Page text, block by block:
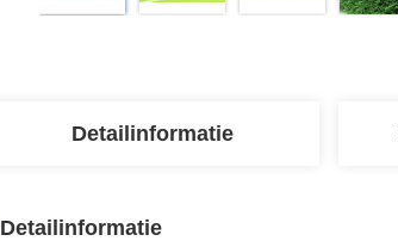
Detailinformatie
Detailinformatie